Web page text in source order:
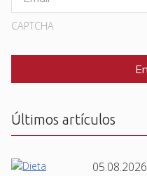
CAPTCHA
Últimos artículos
05.08.2026